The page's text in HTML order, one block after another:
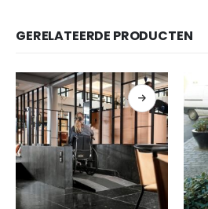
GERELATEERDE PRODUCTEN